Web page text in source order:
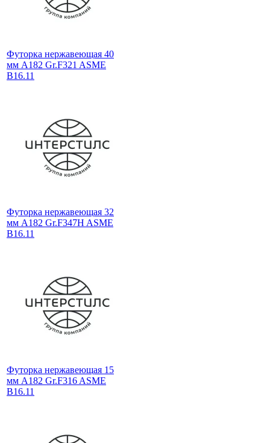
Футорка нержавеющая 40
мм A182 Gr.F321 ASME
B16.11
Футорка нержавеющая 32
мм A182 Gr.F347H ASME
B16.11
Футорка нержавеющая 15
мм A182 Gr.F316 ASME
B16.11